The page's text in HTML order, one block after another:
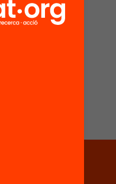
les
dels seus